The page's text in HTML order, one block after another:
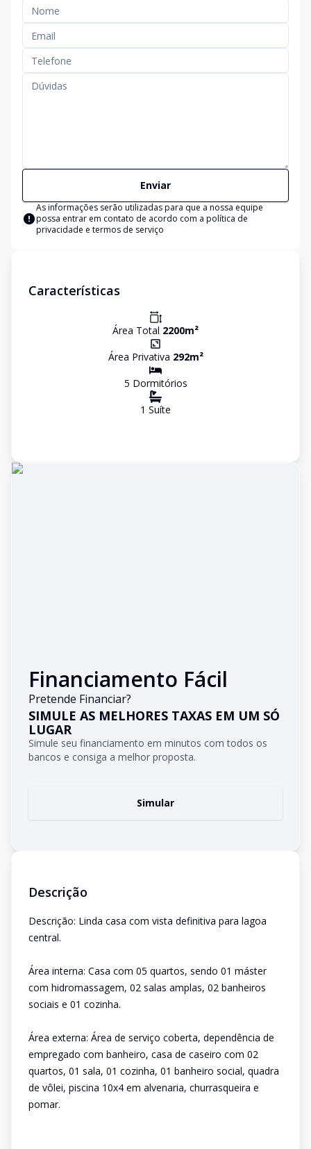
Enviar
As informações serão utilizadas para que a nossa equipe
possa entrar em contato de acordo com a política de
privacidade e termos de serviço
Características
Área Total 2200m²
Área Privativa 292m²
5 Dormitórios
1 Suíte
Financiamento Fácil
Pretende Financiar?
SIMULE AS MELHORES TAXAS EM UM SÓ
LUGAR
Simule seu financiamento em minutos com todos os
bancos e consiga a melhor proposta.
Simular
Descrição
Descrição: Linda casa com vista definitiva para lagoa
central.
Área interna: Casa com 05 quartos, sendo 01 máster
com hidromassagem, 02 salas amplas, 02 banheiros
sociais e 01 cozinha.
Área externa: Área de serviço coberta, dependência de
empregado com banheiro, casa de caseiro com 02
quartos, 01 sala, 01 cozinha, 01 banheiro social, quadra
de vôlei, piscina 10x4 em alvenaria, churrasqueira e
pomar.